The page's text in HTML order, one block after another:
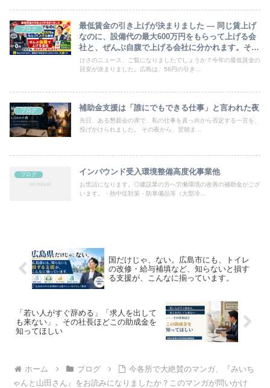
ブログ
最低賃金の引き上げが決まりました ― 同じ賃上げ
なのに、設備代の最大600万円をもらって上げる会
社と、ぜんぶ自腹で上げる会社に分かれます。それ
でも、何もせずに待ちますか？賃上げをするのに、
補助金や助成金をもらわないのは、大損ですよ。
けさのニュース、ご覧になりましたでしょうか？今年の最低賃金の
目安が決まりました。広島は、56円の引き...
ブログ 補助金支援は「誰にでもできる仕事」と言われた夜
先日、ある懇親会の席で、私の仕事を真っ向から否定する一言を、
投げかけられました。 その夜から、翌朝ま...
ブログ インバウンド受入環境整備高度化事業他
お世話になります。◎建設業の方へ労働環境の改善の補助金がござ
います。・熱中症対策・防寒備品等（大型冷...
国だけじゃ、ない。広島市にも、トイレ
の改修・給与補填など、知らないと損す
る支援が、こんなに揃っています。
「若い人がすぐ辞める」「求人を出して
も来ない」、その社長ほどこの助成金を
知ってほしい
ホーム ブログ
今各所で大絶賛のマンガ、『みいち
ゃんと山田さん』をお読みになりましたか？このマンガが問いかけ